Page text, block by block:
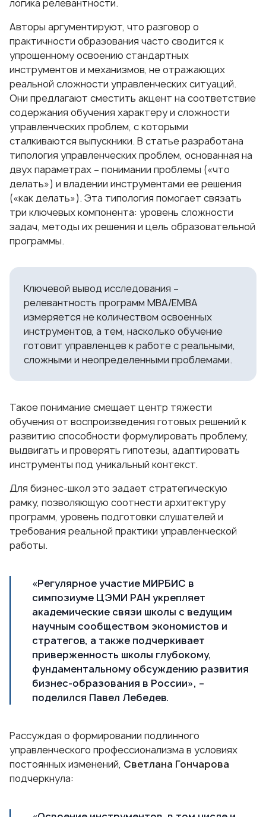
логика релевантности.
Авторы аргументируют, что разговор о
практичности образования часто сводится к
упрощенному освоению стандартных
инструментов и механизмов, не отражающих
реальной сложности управленческих ситуаций.
Они предлагают сместить акцент на соответствие
содержания обучения характеру и сложности
управленческих проблем, с которыми
сталкиваются выпускники. В статье разработана
типология управленческих проблем, основанная на
двух параметрах – понимании проблемы («что
делать») и владении инструментами ее решения
(«как делать»). Эта типология помогает связать
три ключевых компонента: уровень сложности
задач, методы их решения и цель образовательной
программы.
Ключевой вывод исследования –
релевантность программ MBA/EMBA
измеряется не количеством освоенных
инструментов, а тем, насколько обучение
готовит управленцев к работе с реальными,
сложными и неопределенными проблемами.
Такое понимание смещает центр тяжести
обучения от воспроизведения готовых решений к
развитию способности формулировать проблему,
выдвигать и проверять гипотезы, адаптировать
инструменты под уникальный контекст.
Для бизнес-школ это задает стратегическую
рамку, позволяющую соотнести архитектуру
программ, уровень подготовки слушателей и
требования реальной практики управленческой
работы.
«Регулярное участие МИРБИС в
симпозиуме ЦЭМИ РАН укрепляет
академические связи школы с ведущим
научным сообществом экономистов и
стратегов, а также подчеркивает
приверженность школы глубокому,
фундаментальному обсуждению развития
бизнес-образования в России», –
поделился Павел Лебедев.
Рассуждая о формировании подлинного
управленческого профессионализма в условиях
постоянных изменений, Светлана Гончарова
подчеркнула: